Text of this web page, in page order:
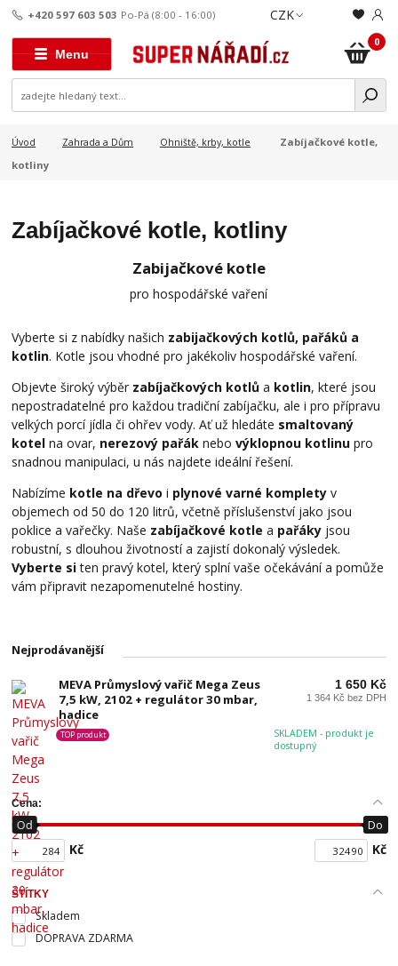
Menu
CZK
+420 597 603 503 Po-Pá (8:00 - 16:00)
0
Úvod Zahrada a Dům Ohniště, krby, kotle
Zabíjačkové kotle,
kotliny
Zabíjačkové kotle, kotliny
Zabijačkové kotle
pro hospodářské vaření
Vyberte si z nabídky našich zabijačkových kotlů, pařáků a
kotlin. Kotle jsou vhodné pro jakékoliv hospodářské vaření.
Objevte široký výběr zabíjačkových kotlů a kotlin, které jsou
nepostradatelné pro každou tradiční zabíjačku, ale i pro přípravu
velkých porcí jídla či ohřev vody. Ať už hledáte smaltovaný
kotel na ovar, nerezový pařák nebovýklopnou kotlinu pro
snadnou manipulaci, u nás najdete ideální řešení.
Nabízíme kotle na dřevo i plynové varné komplety v
objemech od 50 do 120 litrů, včetně příslušenství jako jsou
poklice a vařečky. Naše zabíjačkové kotle a pařáky jsou
robustní, s dlouhou životností a zajistí dokonalý výsledek.
Vyberte siten pravý kotel, který splní vaše očekávání a pomůže
vám připravit nezapomenutelné hostiny.
Nejprodávanější
MEVA Průmyslový vařič Mega Zeus
7,5 kW, 2102 + regulátor 30 mbar,
hadice
SKLADEM - produkt je
dostupný
TOP produkt
1 650 Kč
1 364 Kč bez DPH
Cena:
Kč
Od Do
Kč
ŠTÍTKY
Skladem
DOPRAVA ZDARMA